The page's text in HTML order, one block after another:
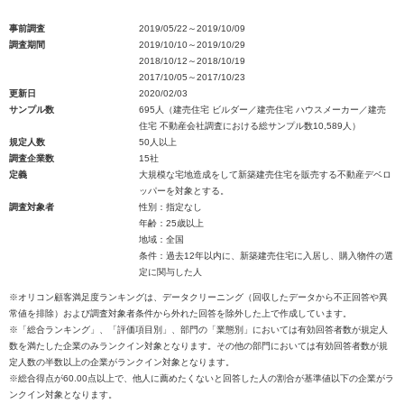
事前調査
2019/05/22～2019/10/09
調査期間
2019/10/10～2019/10/29
2018/10/12～2018/10/19
2017/10/05～2017/10/23
更新日
2020/02/03
サンプル数
695人（建売住宅 ビルダー／建売住宅 ハウスメーカー／建売
住宅 不動産会社調査における総サンプル数10,589人）
規定人数
50人以上
調査企業数
15社
定義
大規模な宅地造成をして新築建売住宅を販売する不動産デベロ
ッパーを対象とする。
調査対象者
性別：指定なし
年齢：25歳以上
地域：全国
条件：過去12年以内に、新築建売住宅に入居し、購入物件の選
定に関与した人
※オリコン顧客満足度ランキングは、データクリーニング（回収したデータから不正回答や異
常値を排除）および調査対象者条件から外れた回答を除外した上で作成しています。
※「総合ランキング」、「評価項目別」、部門の「業態別」においては有効回答者数が規定人
数を満たした企業のみランクイン対象となります。その他の部門においては有効回答者数が規
定人数の半数以上の企業がランクイン対象となります。
※総合得点が60.00点以上で、他人に薦めたくないと回答した人の割合が基準値以下の企業がラ
ンクイン対象となります。